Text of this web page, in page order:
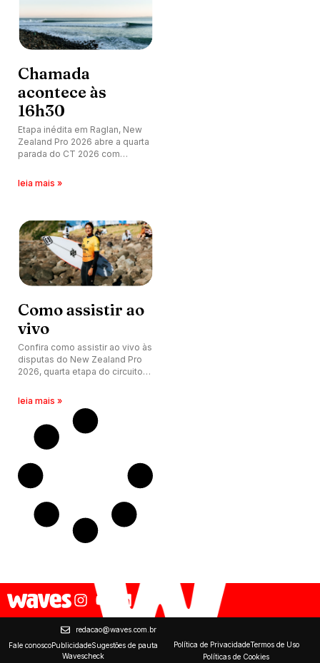
Chamada
acontece às
16h30
Etapa inédita em Raglan, New
Zealand Pro 2026 abre a quarta
parada do CT 2026 com
rankings e expectativa de início
leia mais »
Como assistir ao
vivo
Confira como assistir ao vivo às
disputas do New Zealand Pro
2026, quarta etapa do circuito
que pode ter início nesta
quinta-feira (14).
leia mais »
redacao@waves.com.br
Fale conoscoPublicidadeSugestões de pauta
Wavescheck
Política de PrivacidadeTermos de Uso
Políticas de Cookies